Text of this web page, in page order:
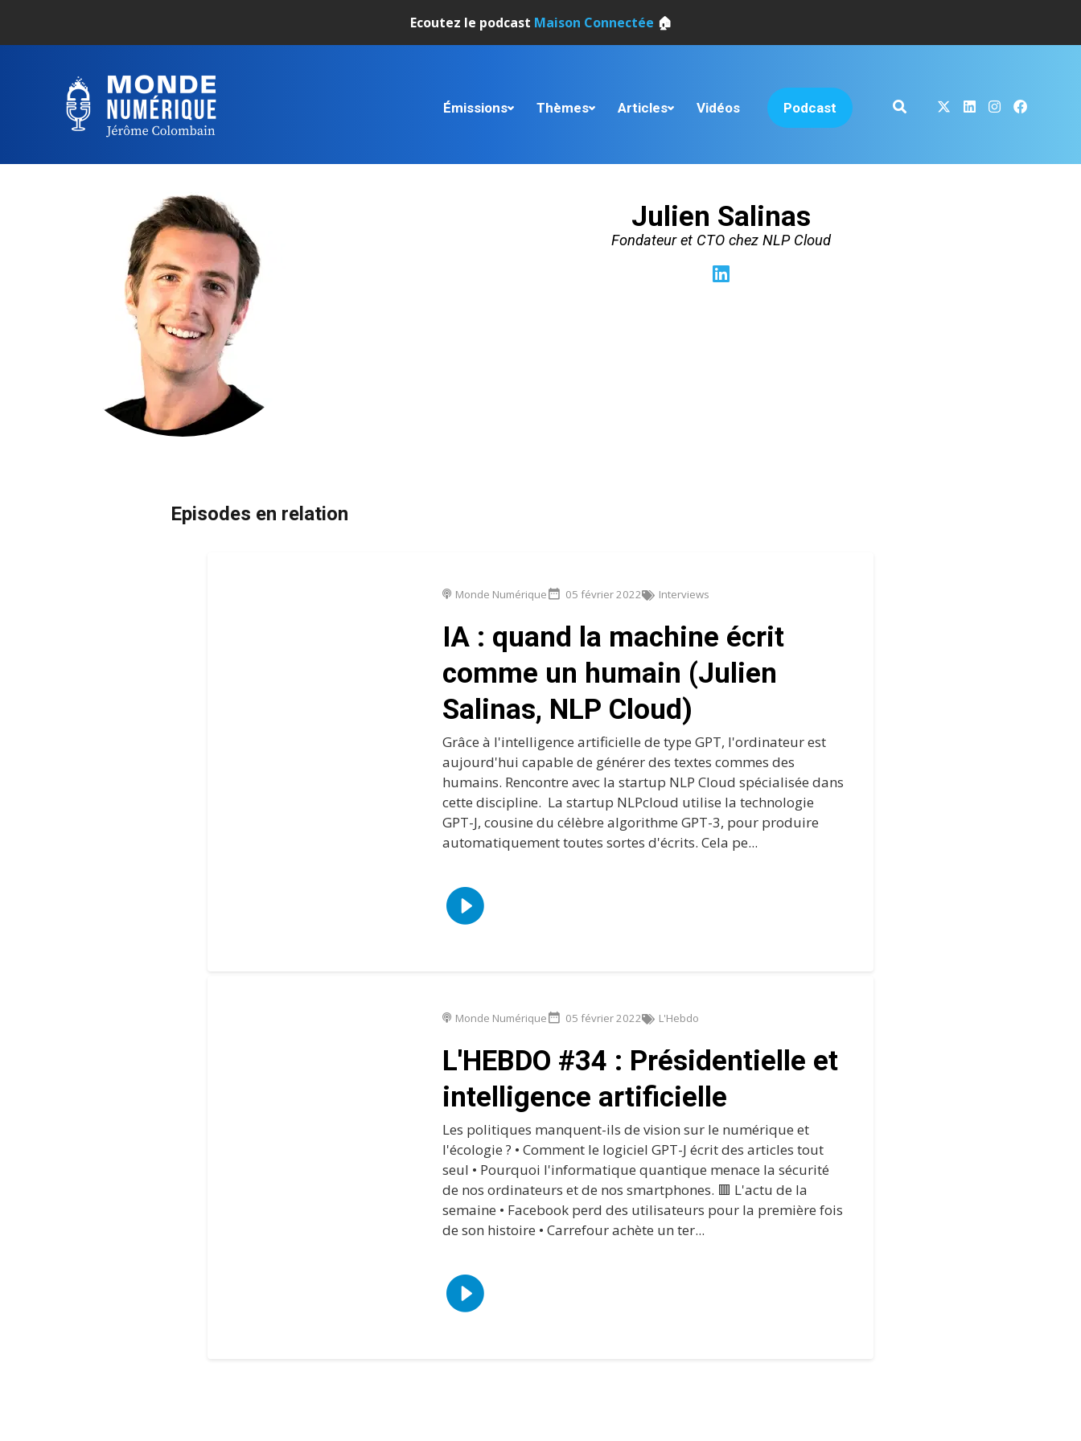
Ecoutez le podcast Maison Connectée 🏠
Émissions Thèmes Articles Vidéos Podcast
Julien Salinas
Fondateur et CTO chez NLP Cloud
Episodes en relation
Monde Numérique 05 février 2022 Interviews
IA : quand la machine écrit
comme un humain (Julien
Salinas, NLP Cloud)
Grâce à l'intelligence artificielle de type GPT, l'ordinateur est
aujourd'hui capable de générer des textes commes des
humains. Rencontre avec la startup NLP Cloud spécialisée dans
cette discipline. La startup NLPcloud utilise la technologie
GPT-J, cousine du célèbre algorithme GPT-3, pour produire
automatiquement toutes sortes d'écrits. Cela pe...
Monde Numérique 05 février 2022 L'Hebdo
L'HEBDO #34 : Présidentielle et
intelligence artificielle
Les politiques manquent-ils de vision sur le numérique et
l'écologie ? • Comment le logiciel GPT-J écrit des articles tout
seul • Pourquoi l'informatique quantique menace la sécurité
de nos ordinateurs et de nos smartphones. 🟥 L'actu de la
semaine • Facebook perd des utilisateurs pour la première fois
de son histoire • Carrefour achète un ter...